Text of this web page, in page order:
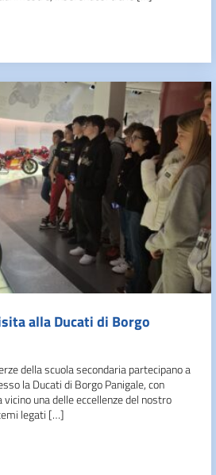
alla Ducati di Borgo
della scuola secondaria partecipano a
la Ducati di Borgo Panigale, con
vicino una delle eccellenze del nostro
legati […]